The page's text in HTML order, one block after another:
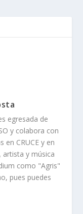
egresada de
y colabora con
en CRUCE y en
artista y música
como "Agris"
pues puedes